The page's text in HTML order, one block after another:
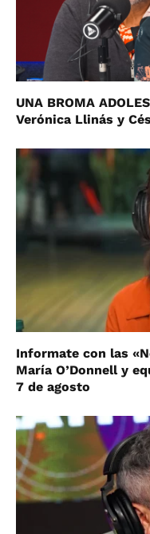
UNA BROMA
Verónica Llinás y
Informate con las
María O’Donnell y
7 de agosto